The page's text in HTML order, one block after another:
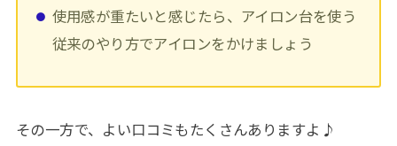
使用感が重たいと感じたら、アイロン台を使う
従来のやり方でアイロンをかけましょう
その一方で、よい口コミもたくさんありますよ♪